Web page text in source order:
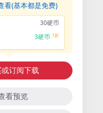
看(基本都是免费)
30硬币
3硬币 1折
或订阅下载
看预览